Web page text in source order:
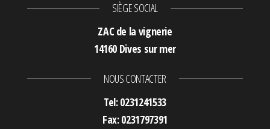
SIÈGE SOCIAL
ZAC de la vignerie
14160 Dives sur mer
NOUS CONTACTER
Tel: 0231241533
Fax: 0231797391